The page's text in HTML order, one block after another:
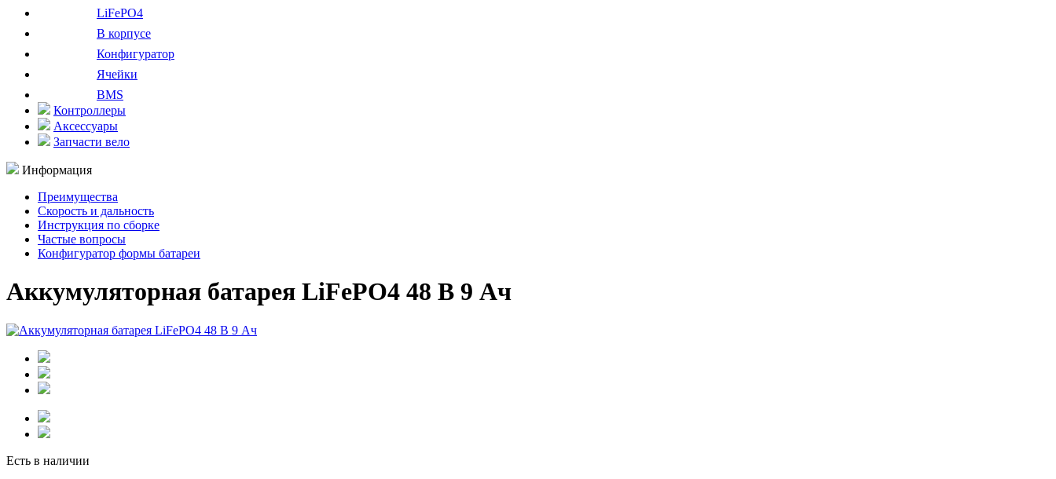
LiFePO4
В корпусе
Конфигуратор
Ячейки
BMS
Контроллеры
Аксессуары
Запчасти вело
Информация
Преимущества
Скорость и дальность
Инструкция по сборке
Частые вопросы
Конфигуратор формы батареи
Аккумуляторная батарея LiFePO4 48 В 9 Ач
Есть в наличии